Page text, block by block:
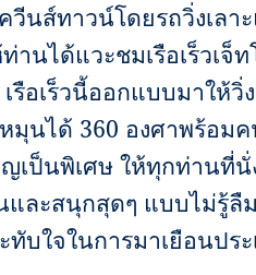
วีนส์ทาวน์โดยรถวิ่งเลา
านได้แวะชมเรือเร็วเจ็
เรือเร็วนี้ออกแบบมาให้วิ่
มุนได้ 360 องศาพร้อม
เป็นพิเศษ ให้ทุกท่านที่นั่
และสนุกสุดๆ แบบไม่รู้ลื
ทับใจในการมาเยือนปร